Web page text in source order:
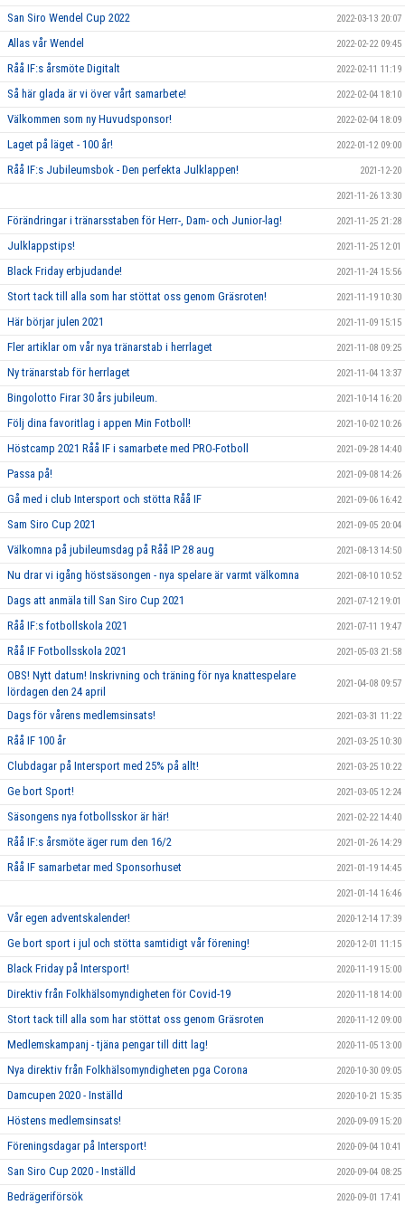
San Siro Wendel Cup 2022 2022-03-13 20:07
Allas vår Wendel 2022-02-22 09:45
Råå IF:s årsmöte Digitalt 2022-02-11 11:19
Så här glada är vi över vårt samarbete! 2022-02-04 18:10
Välkommen som ny Huvudsponsor! 2022-02-04 18:09
Laget på läget - 100 år! 2022-01-12 09:00
Råå IF:s Jubileumsbok - Den perfekta Julklappen! 2021-12-20
2021-11-26 13:30
Förändringar i tränarsstaben för Herr-, Dam- och Junior-lag! 2021-11-25 21:28
Julklappstips! 2021-11-25 12:01
Black Friday erbjudande! 2021-11-24 15:56
Stort tack till alla som har stöttat oss genom Gräsroten! 2021-11-19 10:30
Här börjar julen 2021 2021-11-09 15:15
Fler artiklar om vår nya tränarstab i herrlaget 2021-11-08 09:25
Ny tränarstab för herrlaget 2021-11-04 13:37
Bingolotto Firar 30 års jubileum. 2021-10-14 16:20
Följ dina favoritlag i appen Min Fotboll! 2021-10-02 10:26
Höstcamp 2021 Råå IF i samarbete med PRO-Fotboll 2021-09-28 14:40
Passa på! 2021-09-08 14:26
Gå med i club Intersport och stötta Råå IF 2021-09-06 16:42
Sam Siro Cup 2021 2021-09-05 20:04
Välkomna på jubileumsdag på Råå IP 28 aug 2021-08-13 14:50
Nu drar vi igång höstsäsongen - nya spelare är varmt välkomna 2021-08-10 10:52
Dags att anmäla till San Siro Cup 2021 2021-07-12 19:01
Råå IF:s fotbollskola 2021 2021-07-11 19:47
Råå IF Fotbollsskola 2021 2021-05-03 21:58
OBS! Nytt datum! Inskrivning och träning för nya knattespelare
lördagen den 24 april
2021-04-08 09:57
Dags för vårens medlemsinsats! 2021-03-31 11:22
Råå IF 100 år 2021-03-25 10:30
Clubdagar på Intersport med 25% på allt! 2021-03-25 10:22
Ge bort Sport! 2021-03-05 12:24
Säsongens nya fotbollsskor är här! 2021-02-22 14:40
Råå IF:s årsmöte äger rum den 16/2 2021-01-26 14:29
Råå IF samarbetar med Sponsorhuset 2021-01-19 14:45
2021-01-14 16:46
Vår egen adventskalender! 2020-12-14 17:39
Ge bort sport i jul och stötta samtidigt vår förening! 2020-12-01 11:15
Black Friday på Intersport! 2020-11-19 15:00
Direktiv från Folkhälsomyndigheten för Covid-19 2020-11-18 14:00
Stort tack till alla som har stöttat oss genom Gräsroten 2020-11-12 09:00
Medlemskampanj - tjäna pengar till ditt lag! 2020-11-05 13:00
Nya direktiv från Folkhälsomyndigheten pga Corona 2020-10-30 09:05
Damcupen 2020 - Inställd 2020-10-21 15:35
Höstens medlemsinsats! 2020-09-09 15:20
Föreningsdagar på Intersport! 2020-09-04 10:41
San Siro Cup 2020 - Inställd 2020-09-04 08:25
Bedrägeriförsök 2020-09-01 17:41